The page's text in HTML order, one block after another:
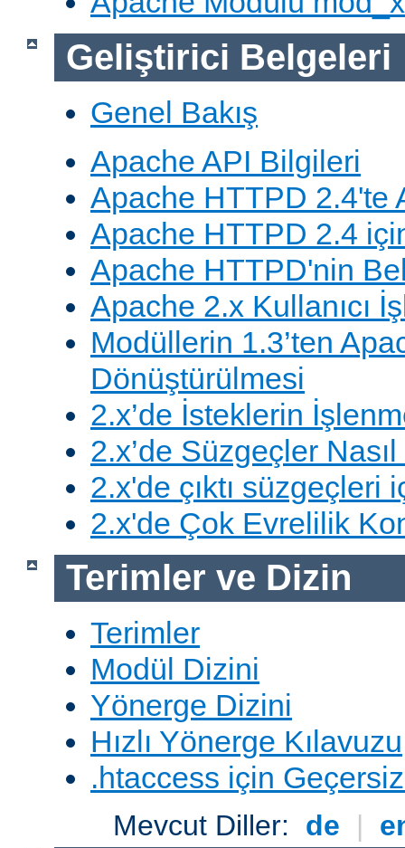
Geliştirici Belgeleri
Genel Bakış
Apache API Bilgileri
Apache HTTPD 2.4'te
Apache HTTPD 2.4
Apache HTTPD'nin
Apache 2.x Kullanıcı
Modüllerin 1.3’ten
Dönüştürülmesi
2.x’de İsteklerin
2.x’de Süzgeçler Nasıl
2.x'de çıktı süzgeçleri
2.x'de Çok Evrelilik
Terimler ve Dizin
Terimler
Modül Dizini
Yönerge Dizini
Hızlı Yönerge Kılavuzu
.htaccess için
Mevcut Diller: de |